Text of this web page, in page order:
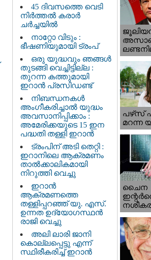
45 ദിവസത്തെ വെടി
നിർത്തൽ കരാര്‍
ചര്‍ച്ചയിൽ
നാറ്റോ വിടും :
ഭീഷണിയുമായി ട്രംപ്
ഒരു യുദ്ധവും ഞങ്ങള്‍
തുടങ്ങി വെച്ചിട്ടില്ല :
തുറന്ന കത്തുമായി
ഇറാൻ പ്രസിഡണ്ട്
നിബന്ധനകൾ
അംഗീകരിച്ചാൽ യുദ്ധം
അവസാനിപ്പിക്കാം :
അമേരിക്കയുടെ 15 ഇന
പദ്ധതി തള്ളി ഇറാൻ
ട്രംപിന് അടി തെറ്റി :
ഇറാനിലെ ആക്രമണം
താൽക്കാലികമായി
നിറുത്തി വെച്ചു
ഇറാന്‍
ആക്രമണത്തെ
തള്ളിപ്പറഞ്ഞ് യു. എസ്.
ഉന്നത ഉദ്യോഗസ്ഥൻ
രാജി വെച്ചു
അലി ലാരി ജാനി
കൊല്ലപ്പെട്ടു എന്ന്
സ്ഥിരീകരിച്ച് ഇറാൻ
പഴ്‌സ്
മറന്ന
ചൈന